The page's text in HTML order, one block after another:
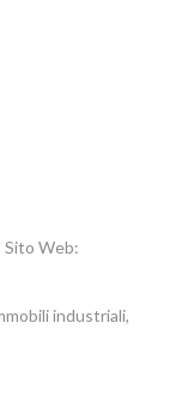
Sito Web:
industriali,